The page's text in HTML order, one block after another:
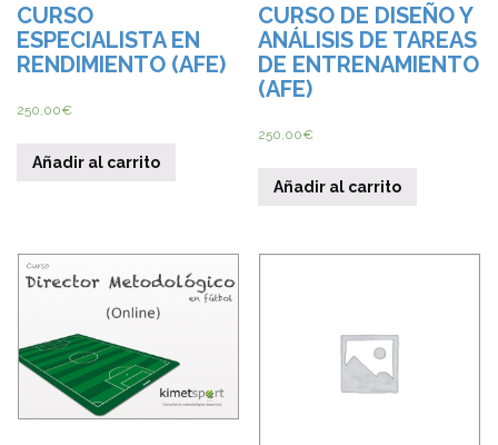
CURSO
ESPECIALISTA EN
RENDIMIENTO (AFE)
250,00€
Añadir al carrito
CURSO DE DISEÑO Y
ANÁLISIS DE TAREAS
DE ENTRENAMIENTO
(AFE)
250,00€
Añadir al carrito